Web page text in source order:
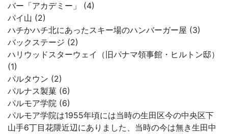
バー「アカデミー」 (4)
パイ山 (2)
ハチかハチ北にあったスキー場のハンバーガー屋 (3)
バックステージ (2)
ハリウッドスターウェイ（旧パナマ領事館・ヒルトン邸）
(1)
パルタウン (2)
パルナス製菓 (6)
パルモア学院 (6)
パルモア学院は1955年頃には当時の生田区今の中央区下
山手6丁目花隈近辺にありました、当時の今は無き生田中